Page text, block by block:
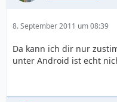
8. September 2011 um 08:39
Da kann ich dir nur
unter Android ist echt